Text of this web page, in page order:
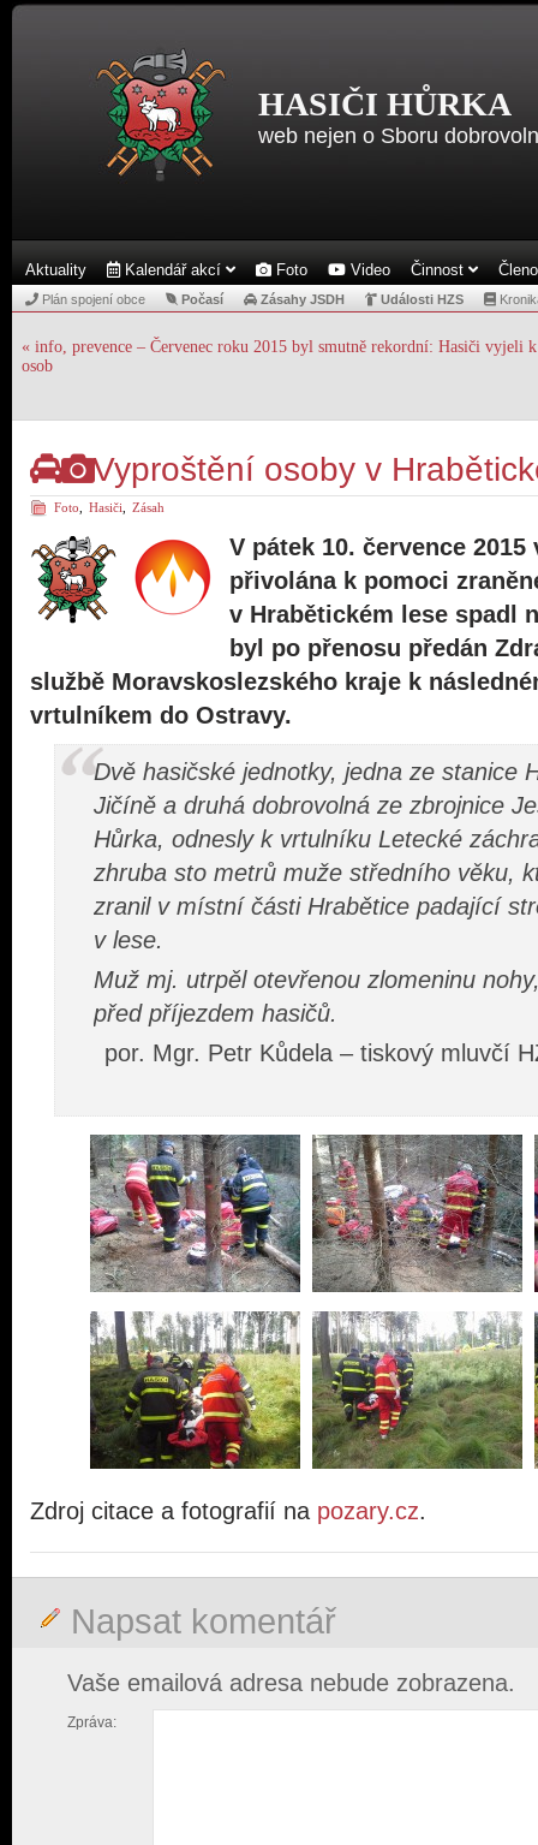
HASIČI HŮRKA
web nejen o Sboru
Aktuality Kalendář akcí Foto Video Činnost
Plán spojení obce Počasí Zásahy JSDH Události HZS
« info, prevence – Červenec roku 2015 byl smutně rekordní: Hasiči vyjeli
osob
Vyproštění osoby v
Foto Hasiči Zásah
V pátek 10. července 2015
přivolána k pomoci
v Hrabětickém lese spadl
byl po přenosu předán
službě Moravskoslezského kraje k
vrtulníkem do Ostravy.
Dvě hasičské jednotky, jedna ze stanice
Jičíně a druhá dobrovolná ze zbrojnice
Hůrka, odnesly k vrtulníku Letecké
zhruba sto metrů muže středního věku,
zranil v místní části Hrabětice padající
v lese.
Muž mj. utrpěl otevřenou zlomeninu
před příjezdem hasičů.
por. Mgr. Petr Kůdela – tiskový mluvčí
Zdroj citace a fotografií na pozary.cz.
Napsat komentář
Vaše emailová adresa nebude zobrazena.
Zpráva: